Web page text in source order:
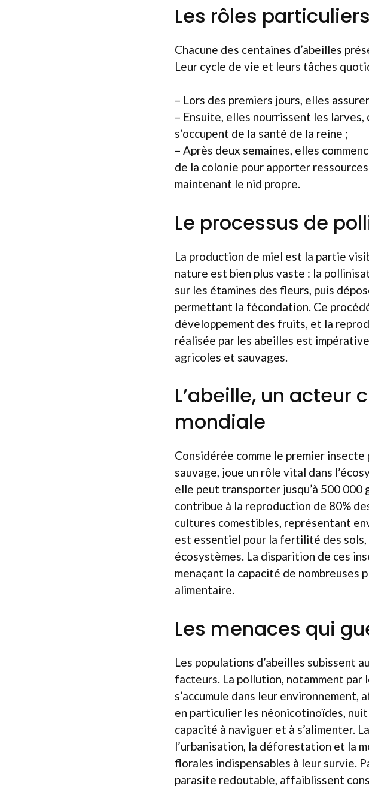
Les rôles
Chacune des centaines d’abeilles
Leur cycle de vie et leurs tâches
– Lors des premiers jours, elles
– Ensuite, elles nourrissent les
s’occupent de la santé de la reine ;
– Après deux semaines, elles
de la colonie pour apporter
maintenant le nid propre.
Le processus de
La production de miel est la partie
nature est bien plus vaste : la
sur les étamines des fleurs, puis
permettant la fécondation. Ce
développement des fruits, et la
réalisée par les abeilles est
agricoles et sauvages.
L’abeille, un acteur
mondiale
Considérée comme le premier
sauvage, joue un rôle vital dans
elle peut transporter jusqu’à 500 000
contribue à la reproduction de 80%
cultures comestibles, représentant
est essentiel pour la fertilité des
écosystèmes. La disparition de ces
menaçant la capacité de
alimentaire.
Les menaces qui
Les populations d’abeilles subissent
facteurs. La pollution, notamment par
s’accumule dans leur
en particulier les néonicotinoïdes,
capacité à naviguer et à s’alimenter.
l’urbanisation, la déforestation et la
florales indispensables à leur survie.
parasite redoutable, affaiblissent